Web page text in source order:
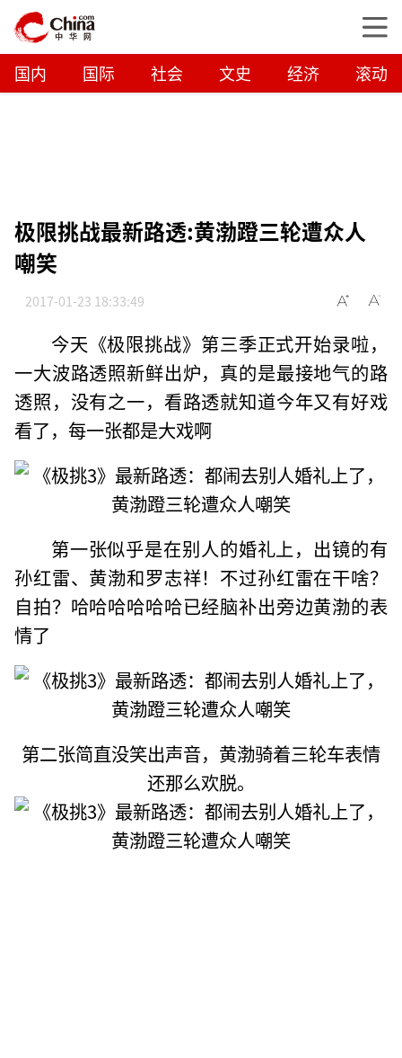
国内 国际 社会 文史 经济 滚动
极限挑战最新路透:黄渤蹬三轮遭众人
嘲笑
2017-01-23 18:33:49
今天《极限挑战》第三季正式开始录啦，
一大波路透照新鲜出炉，真的是最接地气的路
透照，没有之一，看路透就知道今年又有好戏
看了，每一张都是大戏啊
第一张似乎是在别人的婚礼上，出镜的有
孙红雷、黄渤和罗志祥！不过孙红雷在干啥？
自拍？哈哈哈哈哈哈已经脑补出旁边黄渤的表
情了
第二张简直没笑出声音，黄渤骑着三轮车表情
还那么欢脱。